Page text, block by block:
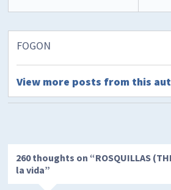
FOGON
View more posts from this
260 thoughts on “ROSQUILLAS
la vida”